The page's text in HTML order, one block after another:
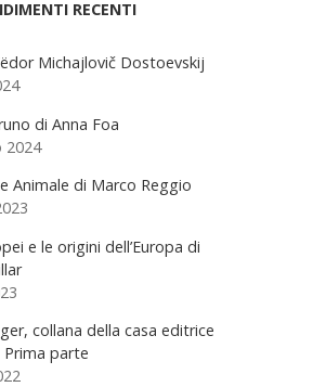
RECENTI
Michajlovič Dostoevskij
di Anna Foa
2024
Animale di Marco Reggio
e le origini dell’Europa di
collana della casa editrice
parte